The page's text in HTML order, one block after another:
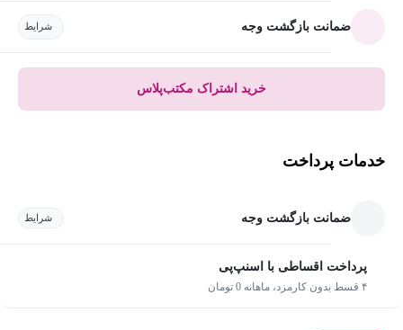
ضمانت بازگشت وجه شرایط
خرید اشتراک مکتب‌پلاس
خدمات پرداخت
ضمانت بازگشت وجه شرایط
پرداخت اقساطی با اسنپ‌پی
۴ قسط بدون کارمزد، ماهانه 0 تومان